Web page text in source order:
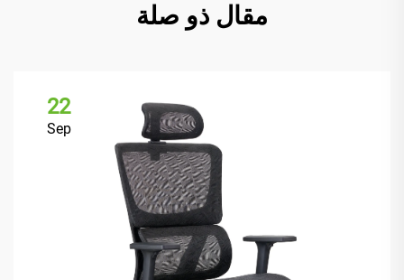
مقال ذو صلة
22
Sep